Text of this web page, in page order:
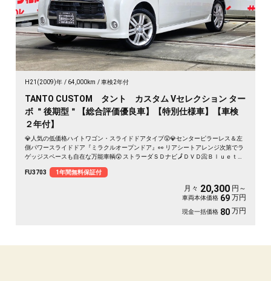
H21(2009)年 64,000km 車検2年付
TANTO CUSTOM タント カスタム Vセレクション ター
ボ ＂後期型＂【総合評価優良車】【特別仕様車】【車検
２年付】
💎人気の低価格ハイトワゴン・スライドドアタイプ😲💎センターピラーレス＆左
側パワースライドドア『ミラクルオープンドア』👀 リアシートアレンジ次第でラ
ゲッジスペースも自在な万能車輌😲 ストラーダＳＤナビ🗾ＤＶＤ📀Ｂｌｕｅｔｏ
ＨＩＤヘッドライト&フォグランプ🌈純正オプション・リアオーバーヘッドコンソ
ール付🔥大型収納スペース確保✨月々２０，３００円～ＯＫ😲 納車時新品タイヤ
FU3703 1年間無料保証付
月々 20,300 円～
車両本体価格 69 万円
現金一括価格 80 万円